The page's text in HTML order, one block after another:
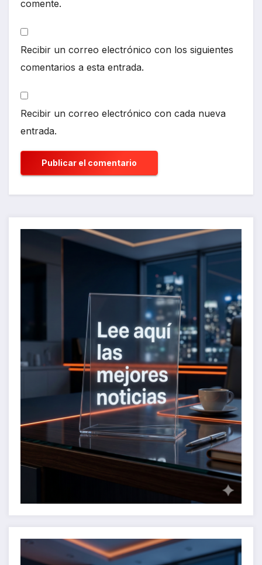
comente.
Recibir un correo electrónico con los siguientes
comentarios a esta entrada.
Recibir un correo electrónico con cada nueva
entrada.